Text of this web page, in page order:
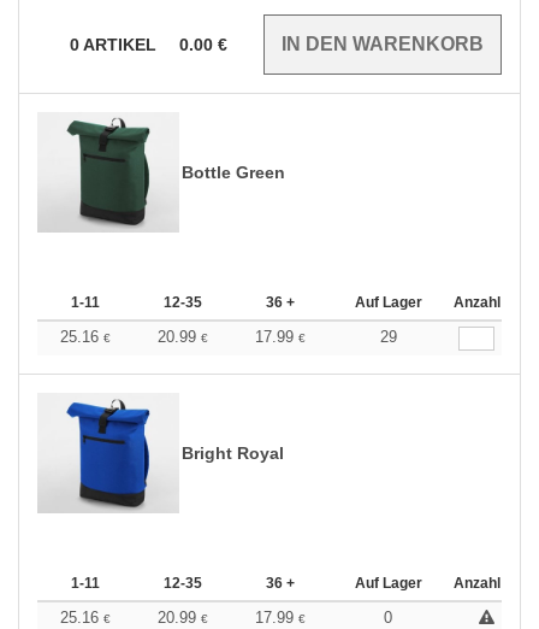
0ARTIKEL 0.00 €
Bottle Green
1-11 12-35 36 + Auf Lager Anzahl
25.16 € 20.99 € 17.99 € 29
Bright Royal
1-11 12-35 36 + Auf Lager Anzahl
25.16 € 20.99 € 17.99 € 0